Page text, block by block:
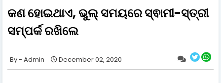
କଣ ହୋଇଥାଏ, ଭୁଲ୍ ସମୟରେ ସ୍ଵାମୀ-ସ୍ତ୍ରୀ
ସମ୍ପର୍କ ରଖିଲେ
Admin December 02, 2020